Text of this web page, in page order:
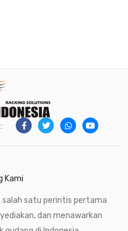
Kami
salah satu perintis pertama
dan menawarkan